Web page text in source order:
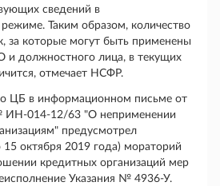
сведений в
Таким образом, количество
за которые могут быть применены
должностного лица, в текущих
отмечает НСФР.
ЦБ в информационном письме от
ИН-014-12/63 "О неприменении
предусмотрел
октября 2019 года) мораторий
кредитных организаций мер
Указания № 4936-У.